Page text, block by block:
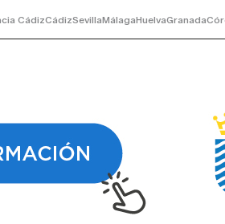
CádizCádizSevillaMálagaHuelvaGranada